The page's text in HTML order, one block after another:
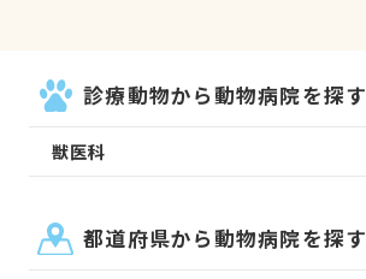
診療動物から動物病院を探す
獣医科
都道府県から動物病院を探す